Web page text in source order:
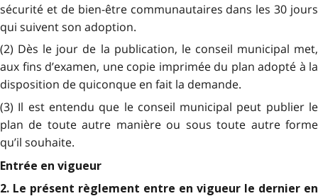
sécurité et de bien-être communautaires dans les 30 jours
qui suivent son adoption.
(2) Dès le jour de la publication, le conseil municipal met,
aux fins d’examen, une copie imprimée du plan adopté à la
disposition de quiconque en fait la demande.
(3) Il est entendu que le conseil municipal peut publier le
plan de toute autre manière ou sous toute autre forme
qu’il souhaite.
Entrée en vigueur
2. Le présent règlement entre en vigueur le dernier en